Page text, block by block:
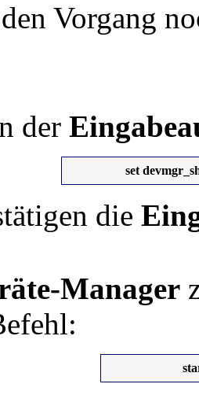
den Vorgang
der
set
die
Manager